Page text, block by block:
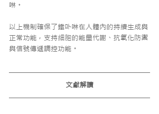
啉。
以上機制確保了鐵卟啉在人體內的持續生成與
正常功能，支持細胞的能量代謝、抗氧化防禦
與信號傳遞調控功能。
文獻解讀